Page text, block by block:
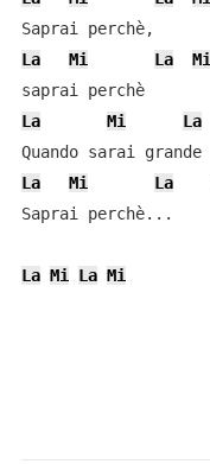
La
Mi La
Mi
saprai perchè
La
Mi La
Quando sarai grande
La
Mi La
Saprai perchè...
La Mi La Mi